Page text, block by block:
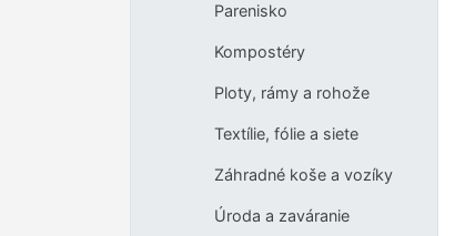
Parenisko
Kompostéry
Ploty, rámy a rohože
Textílie, fólie a siete
Záhradné koše a vozíky
Úroda a zaváranie